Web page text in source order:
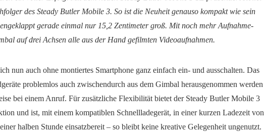
des Steady Butler Mobile 3. So ist die Neuheit genauso kompakt wie sein
gerade einmal nur 15,2 Zentimeter groß. Mit noch mehr Aufnahme-
auf drei Achsen alle aus der Hand gefilmten Videoaufnahmen.
nun auch ohne montiertes Smartphone ganz einfach ein- und ausschalten. Das
problemlos auch zwischendurch aus dem Gimbal herausgenommen werden
bei einem Anruf. Für zusätzliche Flexibilität bietet der Steady Butler Mobile 3
und ist, mit einem kompatiblen Schnellladegerät, in einer kurzen Ladezeit von
halben Stunde einsatzbereit – so bleibt keine kreative Gelegenheit ungenutzt.